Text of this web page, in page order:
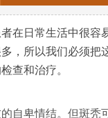
日常生活中很容
，所以我们必须把
查和治疗。
卑情结。但斑秃